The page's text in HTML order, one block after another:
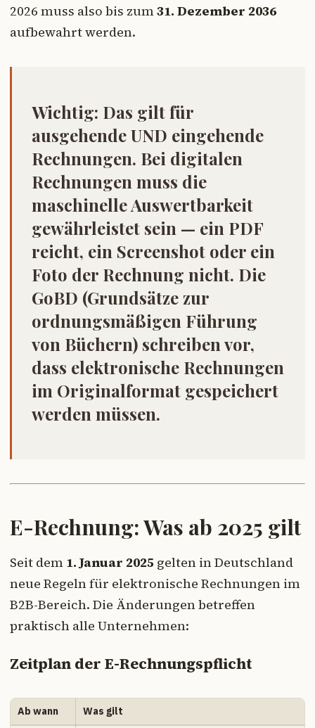
2026 muss also bis zum31. Dezember 2036
aufbewahrt werden.
Wichtig: Das gilt für
ausgehende UND eingehende
Rechnungen. Bei digitalen
Rechnungen muss die
maschinelle Auswertbarkeit
gewährleistet sein — ein PDF
reicht, ein Screenshot oder ein
Foto der Rechnung nicht. Die
GoBD (Grundsätze zur
ordnungsmäßigen Führung
von Büchern) schreiben vor,
dass elektronische Rechnungen
im Originalformat gespeichert
werden müssen.
E-Rechnung: Was ab 2025 gilt
Seit dem 1. Januar 2025 gelten in Deutschland
neue Regeln für elektronische Rechnungen im
B2B-Bereich. Die Änderungen betreffen
praktisch alle Unternehmen:
Zeitplan der E-Rechnungspflicht
Ab wann Was gilt